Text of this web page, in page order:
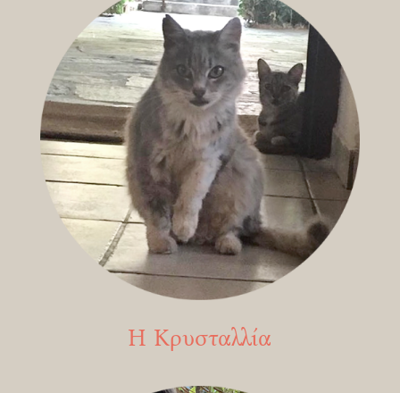
Η Κρυσταλλία